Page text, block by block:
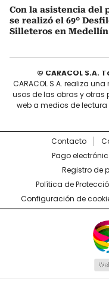
Con la asistencia del
se realizó el 69°
Silleteros en Medellín
© CARACOL S.A.
CARACOL S.A. realiza
usos de las obras y otras
web a medios de
Contacto
Pago
Registro de
Política de
Configuración de